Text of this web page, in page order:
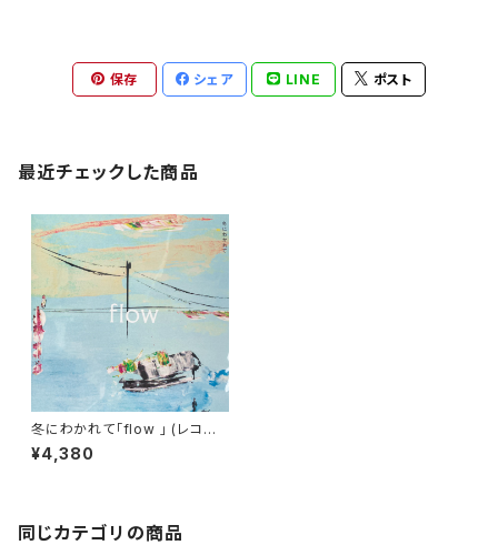
保存 シェア LINE ポスト
最近チェックした商品
冬にわかれて「flow 」 (レコー
ド）初回生産限定盤【LP】※完売
御礼
¥4,380
同じカテゴリの商品